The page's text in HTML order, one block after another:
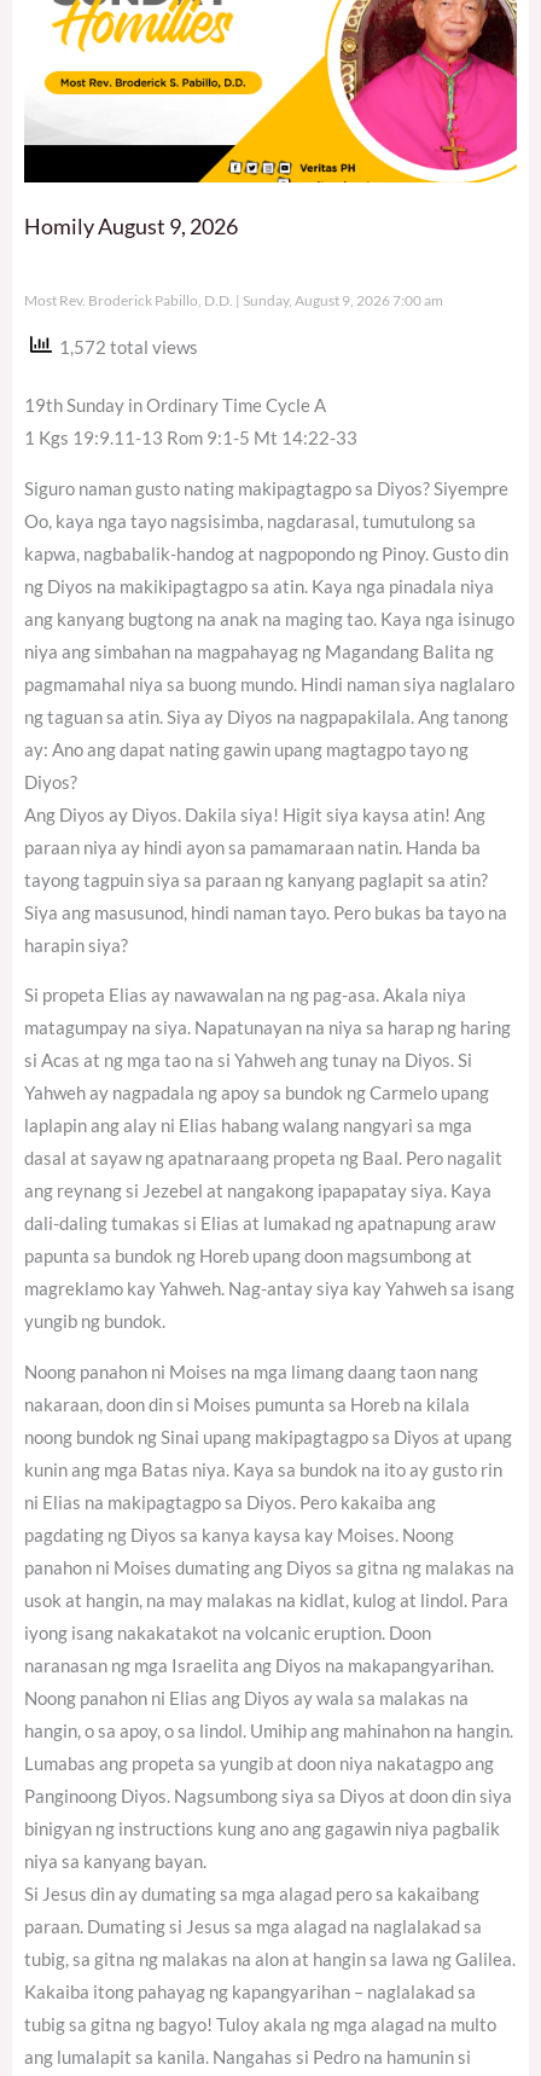
Homily August 9, 2026
Most Rev. Broderick Pabillo, D.D. Sunday, August 9, 2026 7:00 am
1,572 total views
19th Sunday in Ordinary Time Cycle A
1 Kgs 19:9.11-13 Rom 9:1-5 Mt 14:22-33
Siguro naman gusto nating makipagtagpo sa Diyos? Siyempre
Oo, kaya nga tayo nagsisimba, nagdarasal, tumutulong sa
kapwa, nagbabalik-handog at nagpopondo ng Pinoy. Gusto din
ng Diyos na makikipagtagpo sa atin. Kaya nga pinadala niya
ang kanyang bugtong na anak na maging tao. Kaya nga isinugo
niya ang simbahan na magpahayag ng Magandang Balita ng
pagmamahal niya sa buong mundo. Hindi naman siya naglalaro
ng taguan sa atin. Siya ay Diyos na nagpapakilala. Ang tanong
ay: Ano ang dapat nating gawin upang magtagpo tayo ng
Diyos?
Ang Diyos ay Diyos. Dakila siya! Higit siya kaysa atin! Ang
paraan niya ay hindi ayon sa pamamaraan natin. Handa ba
tayong tagpuin siya sa paraan ng kanyang paglapit sa atin?
Siya ang masusunod, hindi naman tayo. Pero bukas ba tayo na
harapin siya?
Si propeta Elias ay nawawalan na ng pag-asa. Akala niya
matagumpay na siya. Napatunayan na niya sa harap ng haring
si Acas at ng mga tao na si Yahweh ang tunay na Diyos. Si
Yahweh ay nagpadala ng apoy sa bundok ng Carmelo upang
laplapin ang alay ni Elias habang walang nangyari sa mga
dasal at sayaw ng apatnaraang propeta ng Baal. Pero nagalit
ang reynang si Jezebel at nangakong ipapapatay siya. Kaya
dali-daling tumakas si Elias at lumakad ng apatnapung araw
papunta sa bundok ng Horeb upang doon magsumbong at
magreklamo kay Yahweh. Nag-antay siya kay Yahweh sa isang
yungib ng bundok.
Noong panahon ni Moises na mga limang daang taon nang
nakaraan, doon din si Moises pumunta sa Horeb na kilala
noong bundok ng Sinai upang makipagtagpo sa Diyos at upang
kunin ang mga Batas niya. Kaya sa bundok na ito ay gusto rin
ni Elias na makipagtagpo sa Diyos. Pero kakaiba ang
pagdating ng Diyos sa kanya kaysa kay Moises. Noong
panahon ni Moises dumating ang Diyos sa gitna ng malakas na
usok at hangin, na may malakas na kidlat, kulog at lindol. Para
iyong isang nakakatakot na volcanic eruption. Doon
naranasan ng mga Israelita ang Diyos na makapangyarihan.
Noong panahon ni Elias ang Diyos ay wala sa malakas na
hangin, o sa apoy, o sa lindol. Umihip ang mahinahon na hangin.
Lumabas ang propeta sa yungib at doon niya nakatagpo ang
Panginoong Diyos. Nagsumbong siya sa Diyos at doon din siya
binigyan ng instructions kung ano ang gagawin niya pagbalik
niya sa kanyang bayan.
Si Jesus din ay dumating sa mga alagad pero sa kakaibang
paraan. Dumating si Jesus sa mga alagad na naglalakad sa
tubig, sa gitna ng malakas na alon at hangin sa lawa ng Galilea.
Kakaiba itong pahayag ng kapangyarihan – naglalakad sa
tubig sa gitna ng bagyo! Tuloy akala ng mga alagad na multo
ang lumalapit sa kanila. Nangahas si Pedro na hamunin si